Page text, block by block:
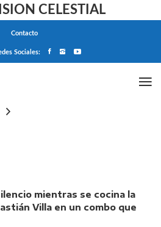
CELESTIAL
Contacto
Sociales: